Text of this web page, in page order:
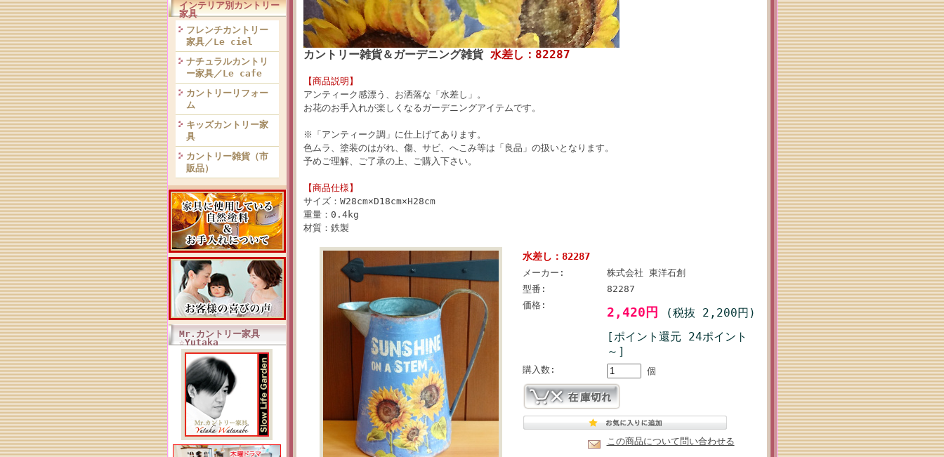
インテリア別カントリー
家具
フレンチカントリー
家具／Le ciel
ナチュラルカントリ
ー家具／Le cafe
カントリーリフォー
ム
キッズカントリー家
具
カントリー雑貨（市
販品）
Mr.カントリー家具
☆Yutaka
カントリー雑貨＆ガーデニング雑貨 水差し：82287
【商品説明】
アンティーク感漂う、お洒落な「水差し」。
お花のお手入れが楽しくなるガーデニングアイテムです。
※「アンティーク調」に仕上げてあります。
色ムラ、塗装のはがれ、傷、サビ、へこみ等は「良品」の扱いとなります。
予めご理解、ご了承の上、ご購入下さい。
【商品仕様】
サイズ：W28cm×D18cm×H28cm
重量：0.4kg
材質：鉄製
水差し：82287
メーカー:
株式会社 東洋石創
型番:
82287
価格:
2,420円
(税抜 2,200円)
[ポイント還元 24ポイント
～]
購入数: 個
この商品について問い合わせる